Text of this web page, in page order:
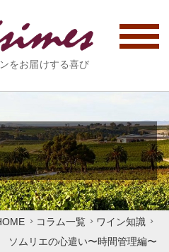
をお届けする喜び
コラム一覧
ワイン知識
ソムリエの心遣い〜時間管理編〜